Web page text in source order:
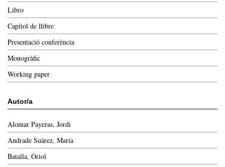
Libro
Capítol de llibre
Presentació conferència
Monogràfic
Working paper
Autor/a
Alomar Payeras, Jordi
Andrade Suárez, María
Batalla, Oriol